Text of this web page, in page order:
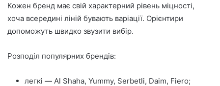
Кожен бренд має свій характерний рівень міцності,
хоча всередині ліній бувають варіації. Орієнтири
допоможуть швидко звузити вибір.
Розподіл популярних брендів:
легкі — Al Shaha, Yummy, Serbetli, Daim, Fiero;